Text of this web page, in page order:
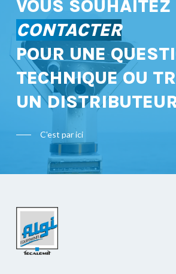
VOUS SOUHAITEZ
CONTACTER
POUR UNE
TECHNIQUE OU
UN
C'est par ici